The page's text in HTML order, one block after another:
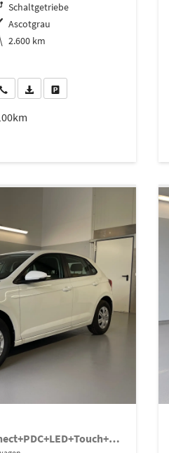
Schaltgetriebe
Ascotgrau
2.600 km
Wir rufen Sie anFahrzeugexposé (PDF)
Fahrzeug parken
1.0 MPI Sitzheizung+AppConnect+PDC+LED+Touch+Lichtsensor+MultiLenkrad